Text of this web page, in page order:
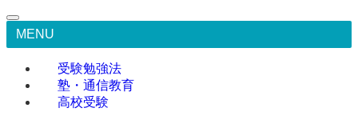
MENU
受験勉強法
塾・通信教育
高校受験